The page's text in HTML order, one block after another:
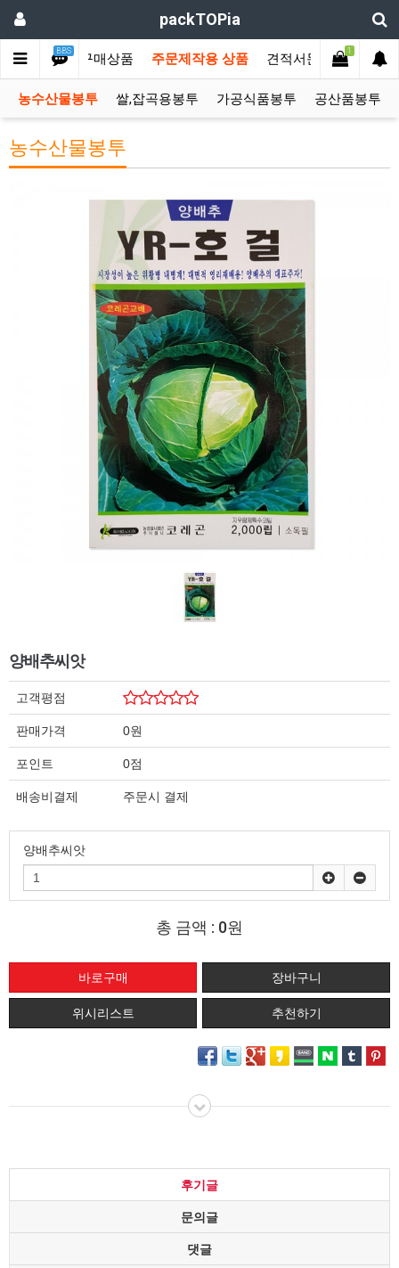
packTOPia
BBS
메인 즉시구매상품 주문제작용 상품 견적서문의 커뮤니
1
농수산물봉투 쌀,잡곡용봉투 가공식품봉투 공산품봉투
농수산물봉투
양배추씨앗
고객평점
판매가격 0원
포인트 0점
배송비결제 주문시 결제
양배추씨앗
총 금액 : 0원
위시리스트 추천하기
후기글
문의글
댓글